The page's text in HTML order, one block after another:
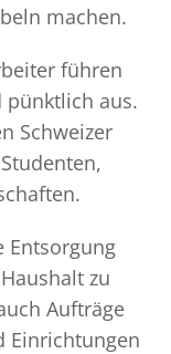
machen.
führen
pünktlich aus.
Schweizer
Entsorgung
zu
Aufträge
Einrichtungen